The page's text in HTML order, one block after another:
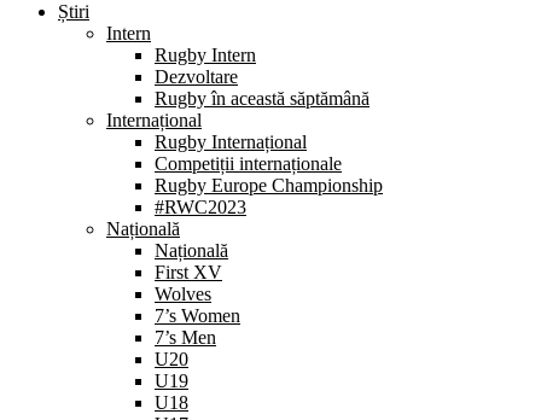
Știri
Intern
Rugby Intern
Dezvoltare
Rugby în această săptămână
Internațional
Rugby Internațional
Competiții internaționale
Rugby Europe Championship
#RWC2023
Națională
Națională
First XV
Wolves
7’s Women
7’s Men
U20
U19
U18